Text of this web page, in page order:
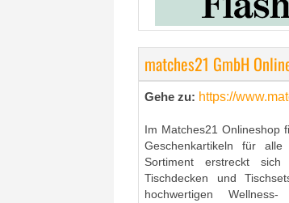
matches21 GmbH
Gehe zu: https://
Im Matches21 Onlineshop
Geschenkartikeln für
Sortiment erstreckt
Tischdecken und
hochwertigen